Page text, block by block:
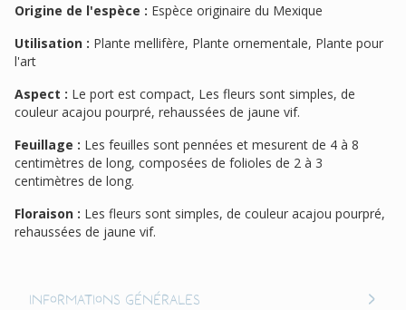
Origine de l'espèce : Espèce originaire du Mexique
Utilisation : Plante mellifère, Plante ornementale, Plante pour
l'art
Aspect : Le port est compact, Les fleurs sont simples, de
couleur acajou pourpré, rehaussées de jaune vif.
Feuillage : Les feuilles sont pennées et mesurent de 4 à 8
centimètres de long, composées de folioles de 2 à 3
centimètres de long.
Floraison : Les fleurs sont simples, de couleur acajou pourpré,
rehaussées de jaune vif.
Informations générales